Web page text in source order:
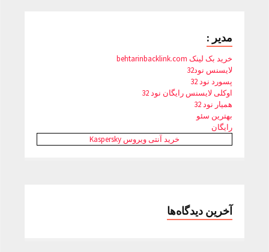
مدیر :
خرید بک لینک behtarinbacklink.com
لایسنس نود32
پسورد نود 32
اوکلی لایسنس رایگان نود 32
همیار نود 32
بهترین سئو
رایگان
خرید آنتی ویروس Kaspersky
آخرین دیدگاه‌ها